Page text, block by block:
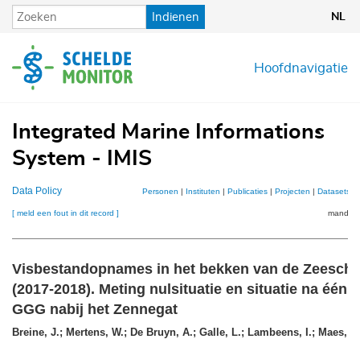
Overslaan
en
de
inhoud
Indienen NL
Hoofdnavigatie
Integrated Marine Informations
System - IMIS
Data Policy Personen | Instituten | Publicaties| Projecten | Datasets
[ meld een fout in dit record ] mandje
Visbestandopnames in het bekken van de
(2017-2018). Meting nulsituatie en situatie na één
GGG nabij het Zennegat
Breine, J.; Mertens, W.; De Bruyn, A.; Galle, L.; Lambeens, I.; Maes,